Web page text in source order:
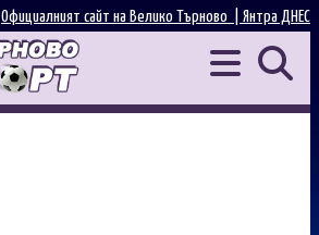
Янтра ДНЕС
Официалният сайт на Велико Търново |